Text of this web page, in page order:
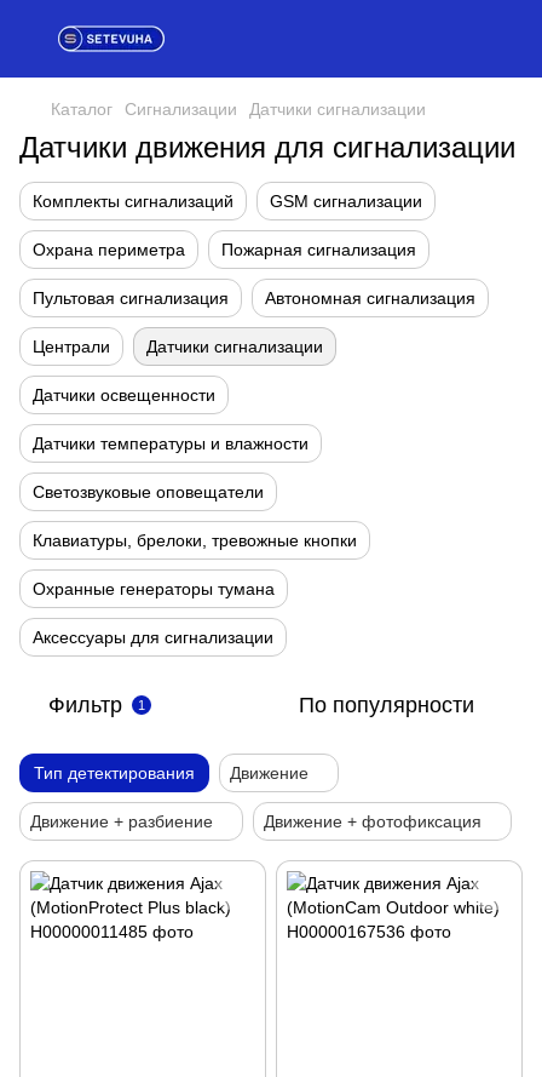
Каталог Сигнализации Датчики сигнализации
Датчики движения для сигнализации
Комплекты сигнализаций GSM сигнализации
Охрана периметра Пожарная сигнализация
Пультовая сигнализация Автономная сигнализация
Централи Датчики сигнализации
Датчики освещенности
Датчики температуры и влажности
Светозвуковые оповещатели
Клавиатуры, брелоки, тревожные кнопки
Охранные генераторы тумана
Аксессуары для сигнализации
Фильтр 1 По популярности
Тип детектирования Движение
Движение + разбиение Движение + фотофиксация